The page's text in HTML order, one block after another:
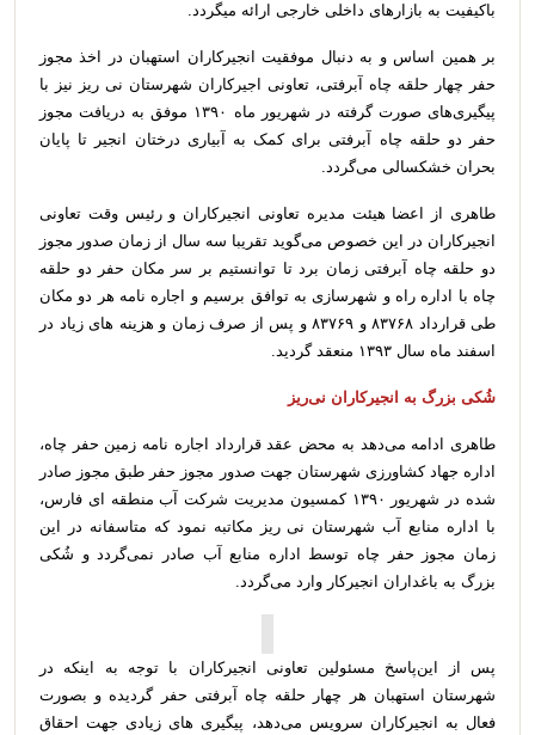
باکیفیت به بازارهای داخلی خارجی ارائه میگردد.
بر همین اساس و به دنبال موفقیت انجیرکاران استهبان در اخذ مجوز
حفر چهار حلقه چاه آبرفتی، تعاونی اجیرکاران شهرستان نی ریز نیز با
پیگیری‌های صورت گرفته در شهریور ماه ۱۳۹۰ موفق به دریافت مجوز
حفر دو حلقه چاه آبرفتی برای کمک به آبیاری درختان انجیر تا پایان
بحران خشکسالی می‌گردد.
طاهری از اعضا هیئت مدیره تعاونی انجیرکاران و رئیس وقت تعاونی
انجیرکاران در این خصوص می‌گوید تقریبا سه سال از زمان صدور مجوز
دو حلقه چاه آبرفتی زمان برد تا توانستیم بر سر مکان حفر دو حلقه
چاه با اداره راه و شهرسازی به توافق برسیم و اجاره نامه هر دو مکان
طی قرارداد ۸۳۷۶۸ و ۸۳۷۶۹ و پس از صرف زمان و هزینه های زیاد در
اسفند ماه سال ۱۳۹۳ منعقد گردید.
شُکی بزرگ به انجیرکاران نی‌ریز
طاهری ادامه می‌دهد به محض عقد قرارداد اجاره نامه زمین حفر چاه،
اداره جهاد کشاورزی شهرستان جهت صدور مجوز حفر طبق مجوز صادر
شده در شهریور ۱۳۹۰ کمسیون مدیریت شرکت آب منطقه ای فارس،
با اداره منابع آب شهرستان نی ریز مکاتبه نمود که متاسفانه در این
زمان مجوز حفر چاه توسط اداره منابع آب صادر نمی‌گردد و شُکی
بزرگ به باغداران انجیرکار وارد می‌گردد.
پس از این‌پاسخ مسئولین تعاونی انجیرکاران با توجه به اینکه در
شهرستان استهبان هر چهار حلقه چاه آبرفتی حفر گردیده و بصورت
فعال به انجیرکاران سرویس می‌دهد، پیگیری های زیادی جهت احقاق